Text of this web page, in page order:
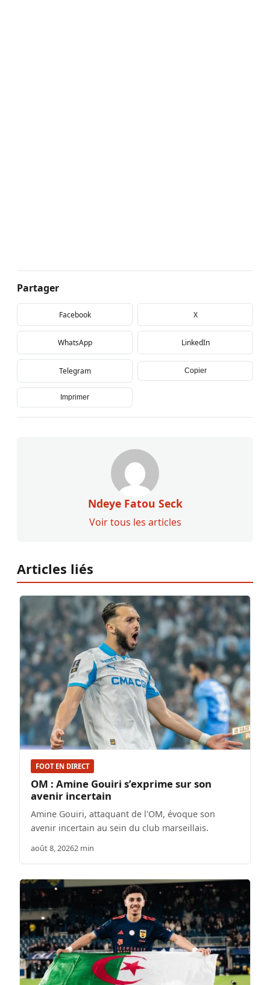
Partager
Facebook X
WhatsApp LinkedIn
Telegram Copier
Imprimer
Ndeye Fatou Seck
Voir tous les articles
Articles liés
FOOT EN DIRECT
OM : Amine Gouiri s’exprime sur son
avenir incertain
Amine Gouiri, attaquant de l'OM, évoque son
avenir incertain au sein du club marseillais.
août 8, 20262 min